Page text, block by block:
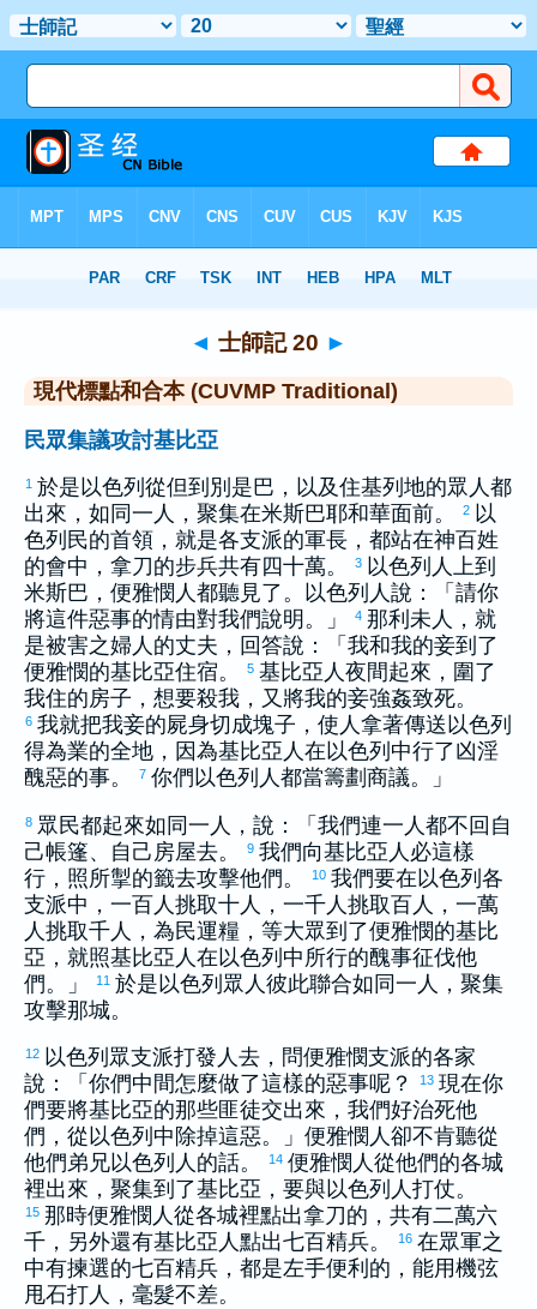
> 士師記 20
◄ 士師記 20 ►
現代標點和合本 (CUVMP Traditional)
民眾集議攻討基比亞
1 於是以色列 從但到 別是巴 ，以及住基列 地的眾人都
出來，如同一人，聚集在米斯巴耶和華面前。 2 以
色列 民的首領，就是各支派的軍長，都站在神百姓
的會中，拿刀的步兵共有四十萬。
3 以色列 人上到
米斯巴 ， 便雅憫 人都聽見了。 以色列 人說：「請你
將這件惡事的情由對我們說明。」
4 那利未 人，就
是被害之婦人的丈夫，回答說：「我和我的妾到了
便雅憫的基比亞住宿。 5 基比亞 人夜間起來，圍了
我住的房子，想要殺我，又將我的妾強姦致死。
6 我就把我妾的屍身切成塊子，使人拿著傳送以色列
得為業的全地，因為基比亞 人在以色列 中行了凶淫
醜惡的事。
7 你們以色列 人都當籌劃商議。」
8 眾民都起來如同一人，說：「我們連一人都不回自
己帳篷、自己房屋去。
9 我們向基比亞 人必這樣
行，照所掣的籤去攻擊他們。
10 我們要在 以色列 各
支派中，一百人挑取十人，一千人挑取百人，一萬
人挑取千人，為民運糧，等大眾到了便雅憫的基比
亞 ，就照基比亞 人在 以色列 中所行的醜事征伐他
們。」
11 於是 以色列 眾人彼此聯合如同一人，聚集
攻擊那城。
12 以色列 眾支派打發人去，問便雅憫支派的各家
說：「你們中間怎麼做了這樣的惡事呢？
13 現在你
們要將基比亞的那些匪徒交出來，我們好治死他
們，從以色列 中除掉這惡。」 便雅憫 人卻不肯聽從
他們弟兄以色列 人的話。 14 便雅憫 人從他們的各城
裡出來，聚集到了基比亞 ，要與以色列 人打仗。
15 那時便雅憫 人從各城裡點出拿刀的，共有二萬六
千，另外還有基比亞 人點出七百精兵。 16 在眾軍之
中有揀選的七百精兵，都是左手便利的，能用機弦
甩石打人，毫髮不差。